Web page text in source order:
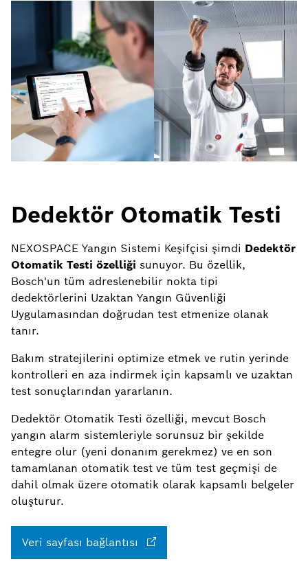
Dedektör Otomatik Testi
NEXOSPACE Yangın Sistemi Keşifçisi şimdi Dedektör
Otomatik Testi özelliği sunuyor. Bu özellik,
Bosch'un tüm adreslenebilir nokta tipi
dedektörlerini Uzaktan Yangın Güvenliği
Uygulamasından doğrudan test etmenize olanak
tanır.
Bakım stratejilerini optimize etmek ve rutin yerinde
kontrolleri en aza indirmek için kapsamlı ve uzaktan
test sonuçlarından yararlanın.
Dedektör Otomatik Testi özelliği, mevcut Bosch
yangın alarm sistemleriyle sorunsuz bir şekilde
entegre olur (yeni donanım gerekmez) ve en son
tamamlanan otomatik test ve tüm test geçmişi de
dahil olmak üzere otomatik olarak kapsamlı belgeler
oluşturur.
Veri sayfası bağlantısı